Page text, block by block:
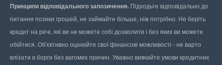
Принципи відповідального запозичення. Підходьте відповідально до
питання позики грошей, не займайте більше, ніж потрібно. Не беріть
кредит на речі, які ви не можете собі дозволити і без яких ви можете
обійтися. Об'єктивно оцінюйте свої фінансові можливості - не варто
влізати в борги без вагомих причин. Уважно вивчайте умови кредитних